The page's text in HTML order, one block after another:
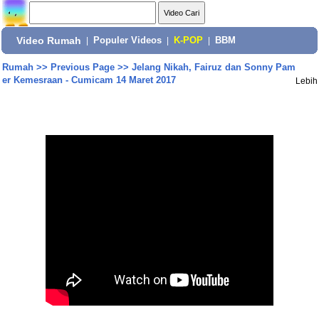
Video Rumah Populer Videos K-POP BBM
Rumah>> Previous Page>> Jelang Nikah, Fairuz dan Sonny Pam
er Kemesraan - Cumicam 14 Maret 2017
Lebih